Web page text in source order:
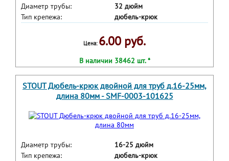
Диаметр трубы:
32 дюйм
Тип крепежа:
дюбель-крюк
Цена: 6.00 руб.
В наличии 38462 шт. *
STOUT Дюбель-крюк двойной для труб д.16-25мм,
длина 80мм - SMF-0003-101625
Диаметр трубы:
16-25 дюйм
Тип крепежа:
дюбель-крюк